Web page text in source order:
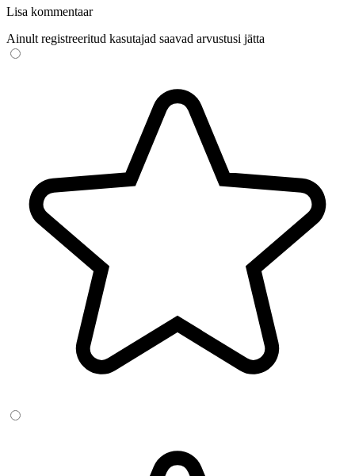
Lisa kommentaar
Ainult registreeritud kasutajad saavad arvustusi jätta